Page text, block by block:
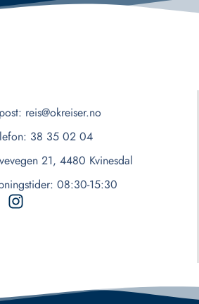
reis@okreiser.no
38 35 02 04
21, 4480 Kvinesdal
08:30-15:30